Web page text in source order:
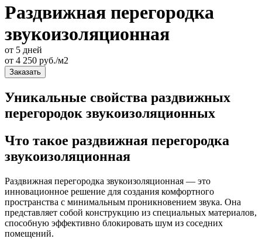
Раздвижная перегородка
звукоизоляционная
от 5 дней
от 4 250 руб./м2
Заказать
Уникальные свойства раздвижных
перегородок звукоизоляционных
Что такое раздвижная перегородка
звукоизоляционная
Раздвижная перегородка звукоизоляционная — это
инновационное решение для создания комфортного
пространства с минимальным проникновением звука. Она
представляет собой конструкцию из специальных материалов,
способную эффективно блокировать шум из соседних
помещений.